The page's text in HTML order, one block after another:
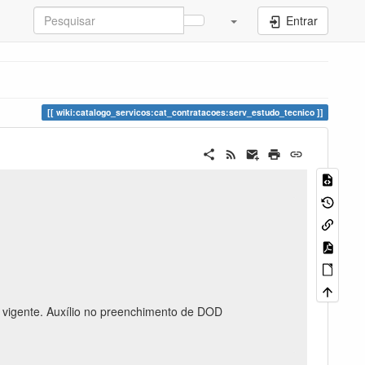
Entrar
wiki:catalogo_servicos:cat_contratacoes:serv_estudo_tecnico
Auxílio no preenchimento de DOD